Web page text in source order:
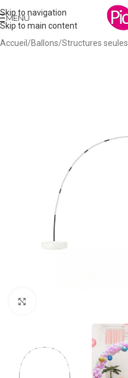
Skip to navigation
Skip to main content
MENU
Accueil /Ballons/Structures seules